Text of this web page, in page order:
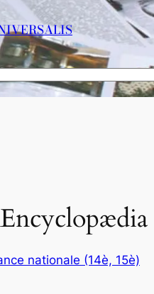
nationale (14è, 15è)